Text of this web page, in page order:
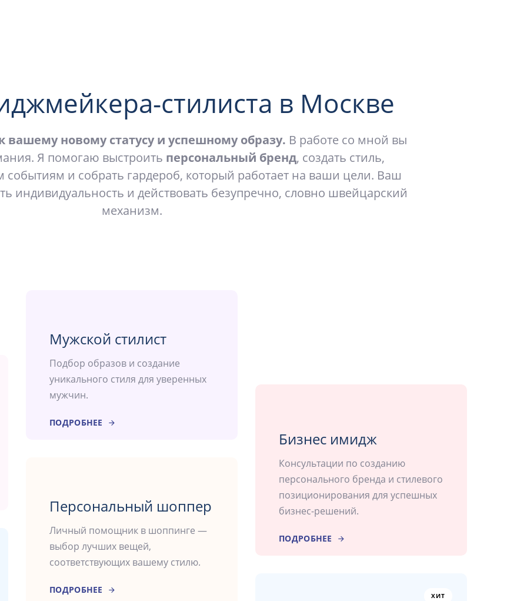
стилиста в Москве
вашему новому статусу и успешному образу. В работе со мной вы
Я помогаю выстроить персональный бренд, создать стиль,
событиям и собрать гардероб, который работает на ваши цели. Ваш
индивидуальность и действовать безупречно, словно швейцарский
механизм.
Мужской стилист
Подбор образов и создание
уникального стиля для уверенных
мужчин.
ПОДРОБНЕЕ
Персональный шоппер
Личный помощник в шоппинге —
выбор лучших вещей,
соответствующих вашему стилю.
ПОДРОБНЕЕ
Бизнес имидж
Консультации по созданию
персонального бренда и стилевого
позиционирования для успешных
бизнес-решений.
ПОДРОБНЕЕ
ХИТ